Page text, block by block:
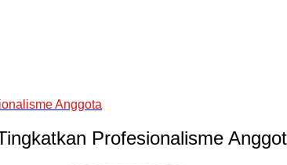
Anggota
Profesionalisme